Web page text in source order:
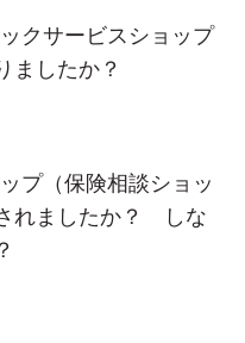
クサービスショップ
ましたか？
プ（保険相談ショッ
れましたか？ しな